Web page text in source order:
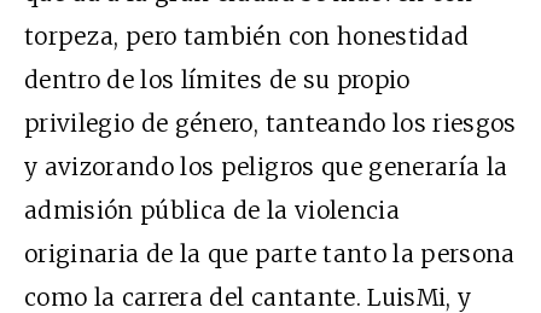
torpeza, pero también con honestidad
dentro de los límites de su propio
privilegio de género, tanteando los riesgos
y avizorando los peligros que generaría la
admisión pública de la violencia
originaria de la que parte tanto la persona
como la carrera del cantante. LuisMi, y